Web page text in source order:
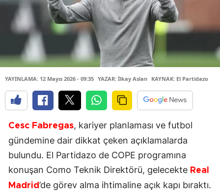
YAYINLAMA: 12 Mayıs 2026 - 09:35 YAZAR: İlkay Aslan KAYNAK: El Partidazo
Cesc Fabregas, kariyer planlaması ve futbol
gündemine dair dikkat çeken açıklamalarda
bulundu. El Partidazo de COPE programına
konuşan Como Teknik Direktörü, gelecekte Real
Madrid’de görev alma ihtimaline açık kapı bıraktı.